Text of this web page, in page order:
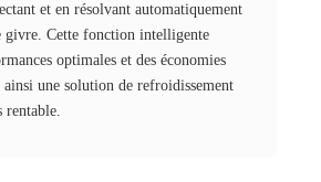
et en résolvant automatiquement
givre. Cette fonction intelligente
optimales et des économies
une solution de refroidissement
rentable.